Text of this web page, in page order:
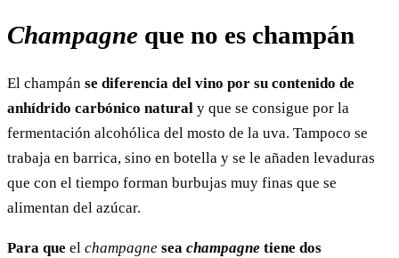
Champagne que no es champán
El champán se diferencia del vino por su contenido de
anhídrido carbónico natural y que se consigue por la
fermentación alcohólica del mosto de la uva. Tampoco se
trabaja en barrica, sino en botella y se le añaden levaduras
que con el tiempo forman burbujas muy finas que se
alimentan del azúcar.
Para que el champagne sea champagne tiene dos